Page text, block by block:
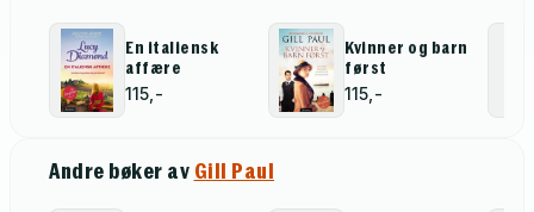
En italiensk
affære
115,-
Kvinner og barn
først
115,-
Andre bøker av Gill Paul